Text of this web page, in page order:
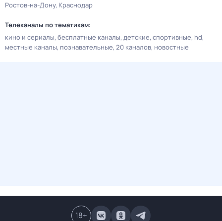
Ростов-на-Дону Краснодар
Телеканалы по тематикам:
кино и сериалы бесплатные каналы детские спортивные hd
местные каналы познавательные 20 каналов новостные
18+